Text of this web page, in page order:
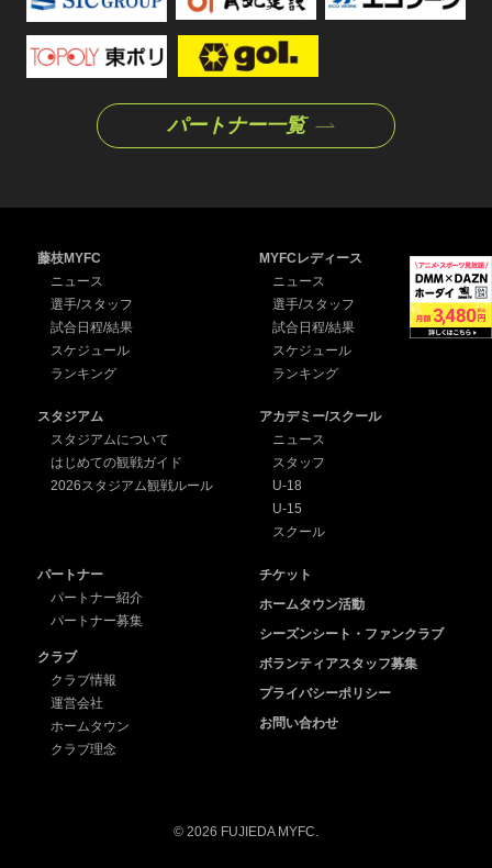
パートナー一覧
藤枝MYFC
ニュース
選手/スタッフ
試合日程/結果
スケジュール
ランキング
MYFCレディース
ニュース
選手/スタッフ
試合日程/結果
スケジュール
ランキング
スタジアム
スタジアムについて
はじめての観戦ガイド
2026スタジアム観戦ルール
アカデミー/スクール
ニュース
スタッフ
U-18
U-15
スクール
パートナー
パートナー紹介
パートナー募集
クラブ
クラブ情報
運営会社
ホームタウン
クラブ理念
チケット
ホームタウン活動
シーズンシート・ファンクラブ
ボランティアスタッフ募集
プライバシーポリシー
お問い合わせ
© 2026 FUJIEDA MYFC.